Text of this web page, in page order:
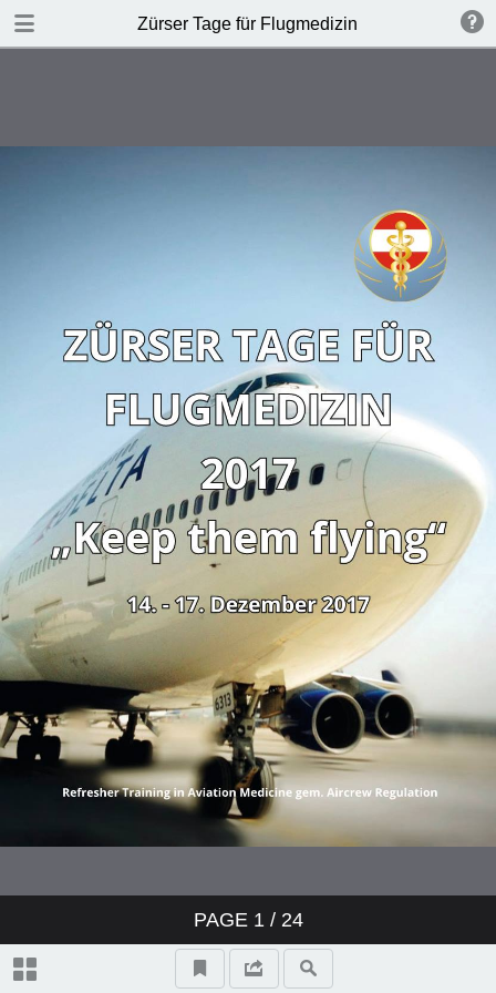
Zürser Tage für Flugmedizin
PAGE 1/ 24
DOWNLOAD PDF